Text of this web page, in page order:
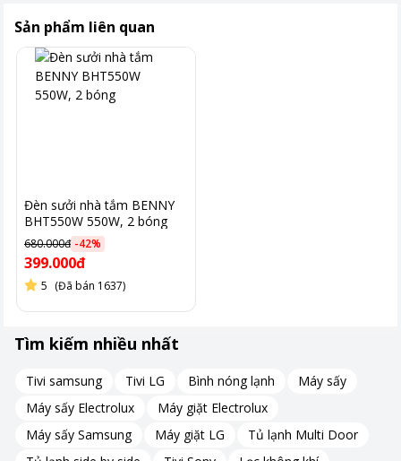
Sản phẩm liên quan
Đèn sưởi nhà tắm BENNY
BHT550W 550W, 2 bóng
680.000đ -42%
399.000đ
5 (Đã bán 1637)
Tìm kiếm nhiều nhất
Tivi samsung Tivi LG Bình nóng lạnh
Máy sấy
Máy sấy Electrolux
Máy giặt Electrolux
Máy sấy Samsung
Máy giặt LG
Tủ lạnh Multi Door